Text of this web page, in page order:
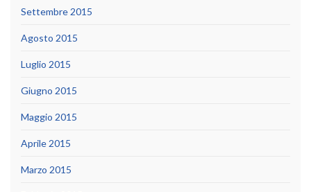
Settembre 2015
Agosto 2015
Luglio 2015
Giugno 2015
Maggio 2015
Aprile 2015
Marzo 2015